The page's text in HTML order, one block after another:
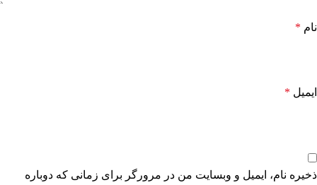
نام *
ایمیل *
ذخیره نام، ایمیل و وبسایت من در مرورگر برای زمانی که دوباره